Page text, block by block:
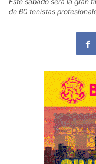
de 60 tenistas